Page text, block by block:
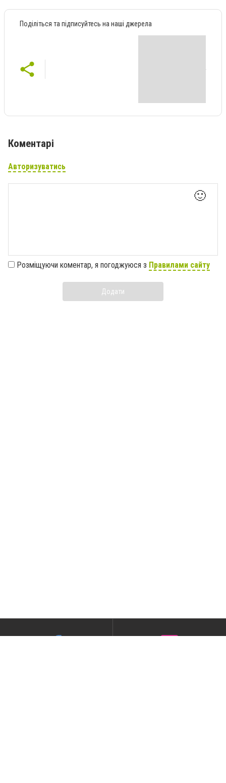
Поділіться та підписуйтесь на наші джерела
Коментарі
Авторизуватись
🙂
Розміщуючи коментар, я погоджуюся з Правилами сайту
Додати